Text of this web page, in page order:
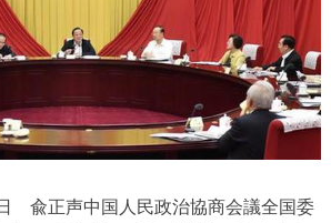
兪正声中国人民政治協商会議全国委